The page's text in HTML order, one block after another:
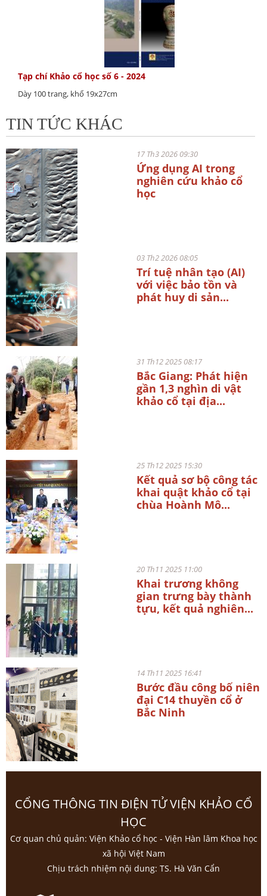
Tạp chí Khảo cổ học số 6 - 2024
Dày 100 trang, khổ 19x27cm
TIN TỨC KHÁC
17 Th3 2026 09:30
Ứng dụng AI trong
nghiên cứu khảo cổ
học
03 Th2 2026 08:05
Trí tuệ nhân tạo (AI)
với việc bảo tồn và
phát huy di sản...
31 Th12 2025 08:17
Bắc Giang: Phát hiện
gần 1,3 nghìn di vật
khảo cổ tại địa...
25 Th12 2025 15:30
Kết quả sơ bộ công tác
khai quật khảo cổ tại
chùa Hoành Mô...
20 Th11 2025 11:00
Khai trương không
gian trưng bày thành
tựu, kết quả nghiên...
14 Th11 2025 16:41
Bước đầu công bố niên
đại C14 thuyền cổ ở
Bắc Ninh
CỔNG THÔNG TIN ĐIỆN TỬ VIỆN KHẢO CỔ
HỌC
Cơ quan chủ quản: Viện Khảo cổ học - Viện Hàn lâm Khoa học
xã hội Việt Nam
Chịu trách nhiệm nội dung: TS. Hà Văn Cẩn